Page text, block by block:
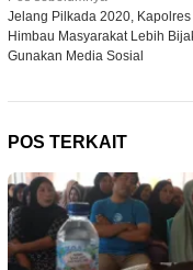
pos
Jelang Pilkada 2020,
Himbau Masyarakat Lebih
Gunakan Media Sosial
POS TERKAIT